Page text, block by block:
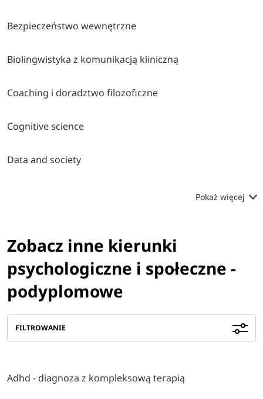
Bezpieczeństwo wewnętrzne
Biolingwistyka z komunikacją kliniczną
Coaching i doradztwo filozoficzne
Cognitive science
Data and society
Pokaż więcej
Zobacz inne kierunki
psychologiczne i społeczne -
podyplomowe
FILTROWANIE
Adhd - diagnoza z kompleksową terapią